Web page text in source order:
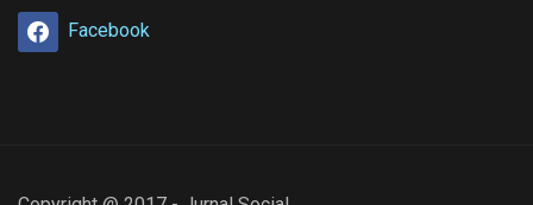
Facebook